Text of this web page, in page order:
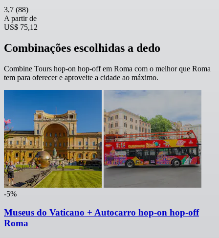
3,7 (88)
A partir de
US$ 75,12
Combinações escolhidas a dedo
Combine Tours hop-on hop-off em Roma com o melhor que Roma
tem para oferecer e aproveite a cidade ao máximo.
-5%
Museus do Vaticano + Autocarro hop-on hop-off
Roma